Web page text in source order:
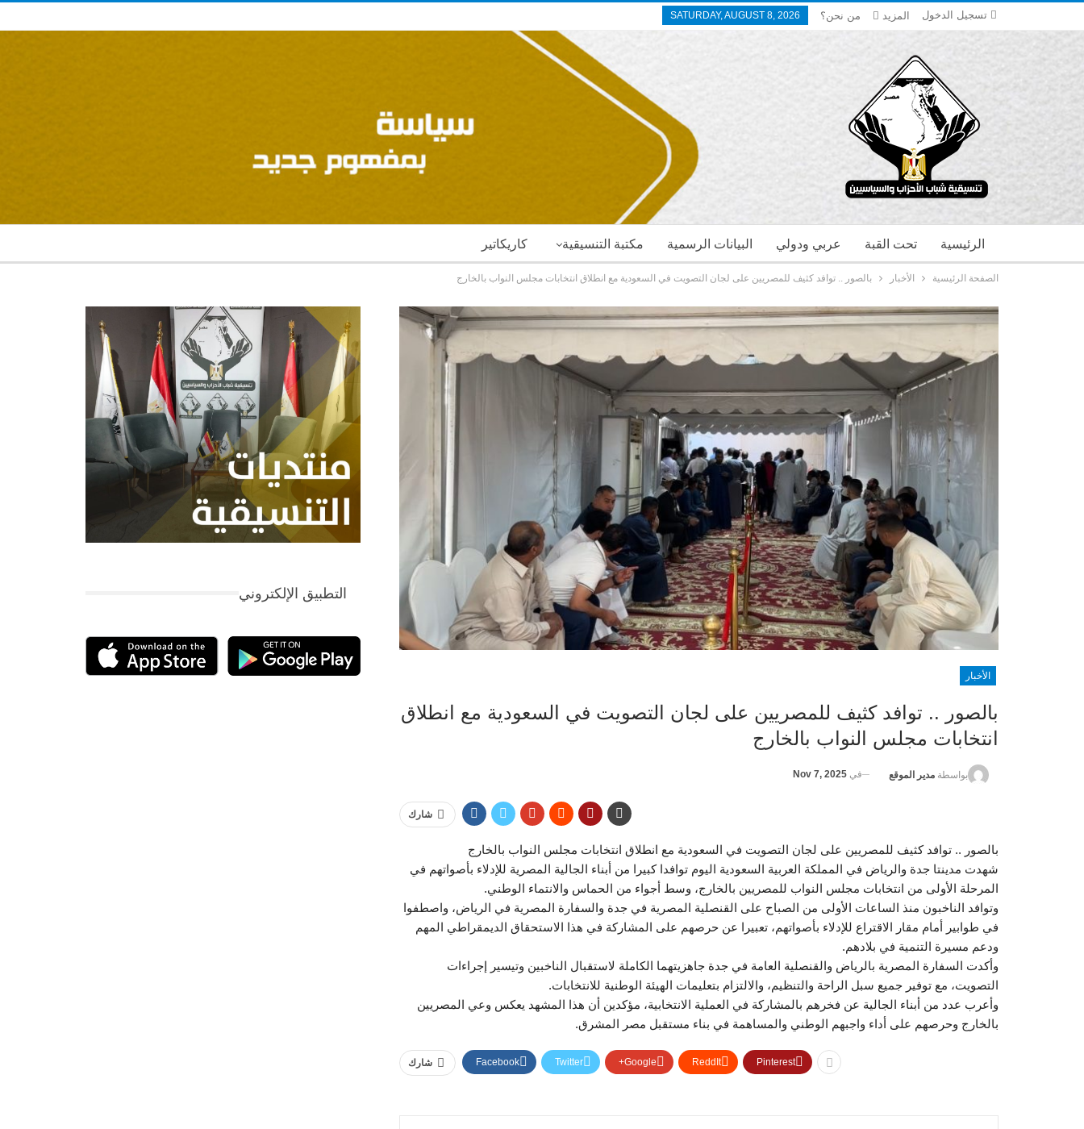
تسجيل الدخول SATURDAY, AUGUST 8, 2026 من نحن؟ المزيد
كاريكاتير مكتبة التنسيقية البيانات الرسمية عربي ودولي تحت القبة الرئيسية
الصفحة الرئيسية الأخبار بالصور .. توافد كثيف للمصريين على لجان التصويت في السعودية مع انطلاق انتخابات مجلس النواب بالخارج
الأخبار
بالصور .. توافد كثيف للمصريين على لجان التصويت في السعودية مع انطلاق
انتخابات مجلس النواب بالخارج
بواسطة مدير الموقع في Nov 7, 2025
شارك
بالصور .. توافد كثيف للمصريين على لجان التصويت في السعودية مع انطلاق انتخابات مجلس النواب بالخارج
شهدت مدينتا جدة والرياض في المملكة العربية السعودية اليوم توافدا كبيرا من أبناء الجالية المصرية للإدلاء بأصواتهم في
المرحلة الأولى من انتخابات مجلس النواب للمصريين بالخارج، وسط أجواء من الحماس والانتماء الوطني.
وتوافد الناخبون منذ الساعات الأولى من الصباح على القنصلية المصرية في جدة والسفارة المصرية في الرياض، واصطفوا
في طوابير أمام مقار الاقتراع للإدلاء بأصواتهم، تعبيرا عن حرصهم على المشاركة في هذا الاستحقاق الديمقراطي المهم
ودعم مسيرة التنمية في بلادهم.
وأكدت السفارة المصرية بالرياض والقنصلية العامة في جدة جاهزيتهما الكاملة لاستقبال الناخبين وتيسير إجراءات
التصويت، مع توفير جميع سبل الراحة والتنظيم، والالتزام بتعليمات الهيئة الوطنية للانتخابات.
وأعرب عدد من أبناء الجالية عن فخرهم بالمشاركة في العملية الانتخابية، مؤكدين أن هذا المشهد يعكس وعي المصريين
بالخارج وحرصهم على أداء واجبهم الوطني والمساهمة في بناء مستقبل مصر المشرق.
شارك Facebook Twitter Google+ ReddIt Pinterest
التطبيق الإلكتروني